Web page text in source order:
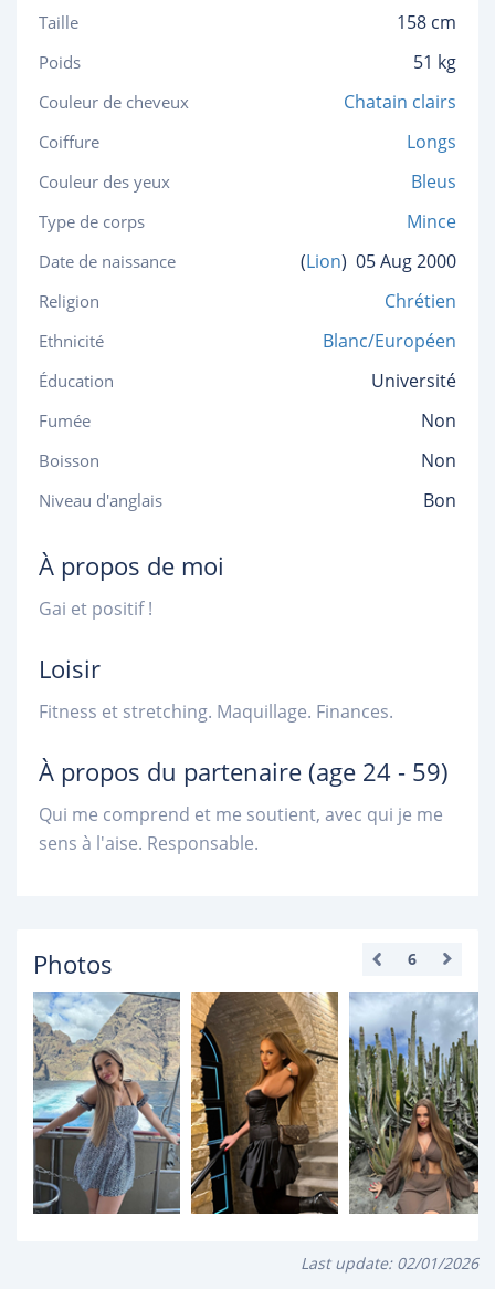
Taille 158 cm
Poids 51 kg
Couleur de cheveux Chatain clairs
Coiffure Longs
Couleur des yeux Bleus
Type de corps Mince
Date de naissance (Lion) 05 Aug 2000
Religion Chrétien
Ethnicité Blanc/Européen
Éducation Université
Fumée Non
Boisson Non
Niveau d'anglais Bon
À propos de moi
Gai et positif !
Loisir
Fitness et stretching. Maquillage. Finances.
À propos du partenaire (age 24 - 59)
Qui me comprend et me soutient, avec qui je me
sens à l'aise. Responsable.
Photos 6
Last update: 02/01/2026